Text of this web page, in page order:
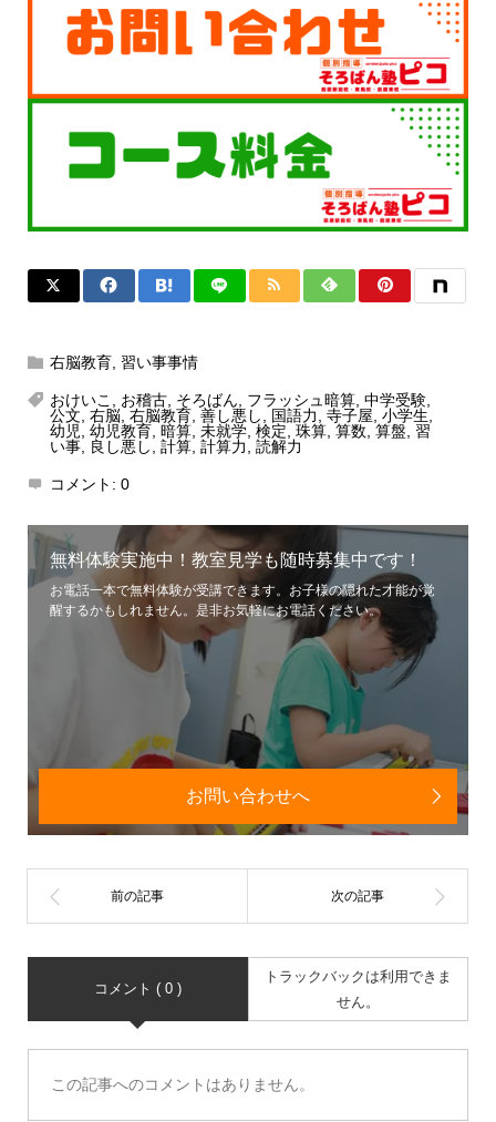
右脳教育, 習い事事情
おけいこ お稽古, そろばん フラッシュ暗算, 中学受験,
公文 右脳, 右脳教育, 善し悪し 国語力 寺子屋 小学生
幼児
幼児教育, 暗算, 未就学, 検定 珠算, 算数 算盤 習
い事, 良し悪し 計算, 計算力 読解力
コメント: 0
無料体験実施中！教室見学も随時募集中です！
お電話一本で無料体験が受講できます。お子様の隠れた才能が覚
醒するかもしれません。是非お気軽にお電話ください。
お問い合わせへ
コメント ( 0 )
トラックバックは利用できま
せん。
この記事へのコメントはありません。